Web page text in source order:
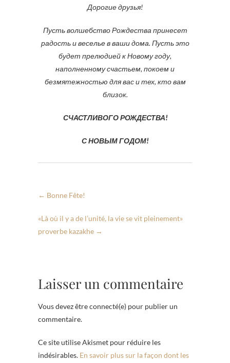
Дорогие друзья!
Пусть волшебство Рождества принесет
радость и веселье в ваши дома. Пусть это
будет прелюдией к Новому году,
наполненному счастьем, покоем и
безмятежностью для вас и тех, кто вам
близок.
СЧАСТЛИВОГО РОЖДЕСТВА!
С НОВЫМ ГОДОМ!
← Bonne Fête!
«Là où il y a de l’unité, la vie se vit pleinement»
proverbe kazakhe →
Laisser un commentaire
Vous devez être connecté(e) pour publier un
commentaire.
Ce site utilise Akismet pour réduire les
indésirables. En savoir plus sur la façon dont les